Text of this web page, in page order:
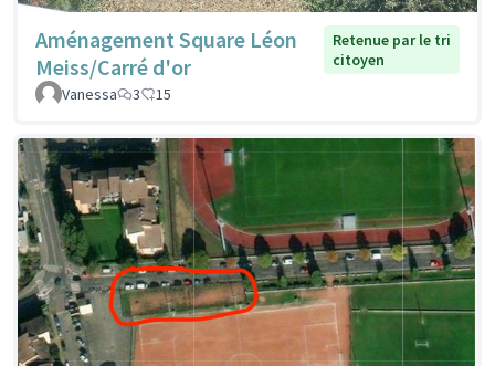
Aménagement Square Léon
Meiss/Carré d'or
Retenue par le tri
citoyen
Vanessa
3 15